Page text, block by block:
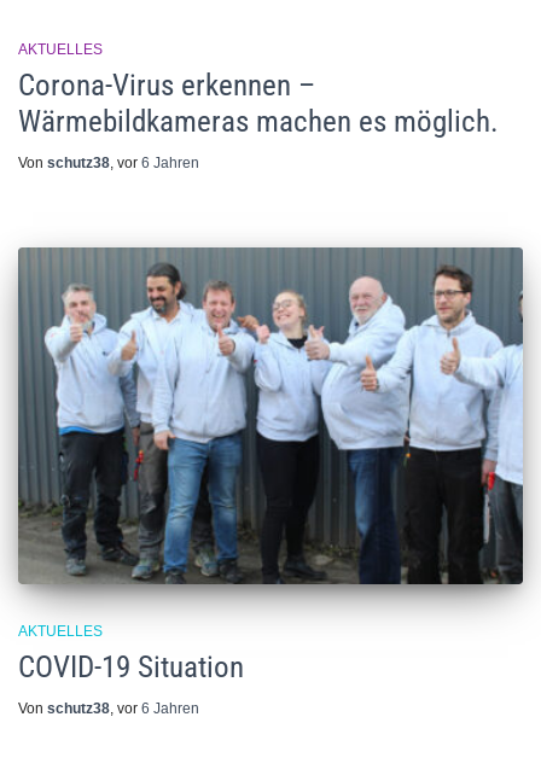
AKTUELLES
Corona-Virus erkennen –
Wärmebildkameras machen es möglich.
Von schutz38, vor 6 Jahren
AKTUELLES
COVID-19 Situation
Von schutz38 , vor 6 Jahren